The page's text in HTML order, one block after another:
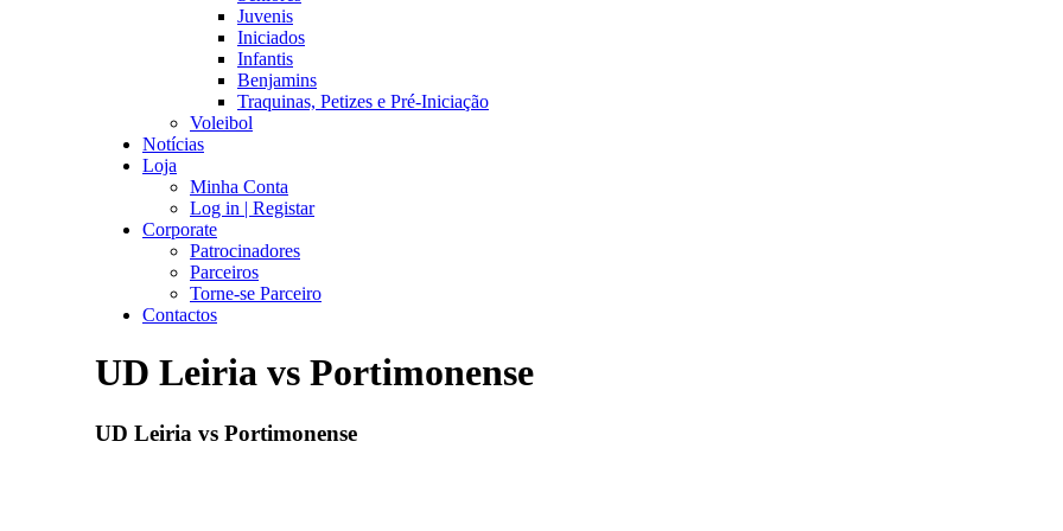
Juvenis
Iniciados
Infantis
Benjamins
Traquinas, Petizes e Pré-Iniciação
Voleibol
Notícias
Loja
Minha Conta
Log in | Registar
Corporate
Patrocinadores
Parceiros
Torne-se Parceiro
Contactos
UD Leiria vs Portimonense
UD Leiria vs Portimonense